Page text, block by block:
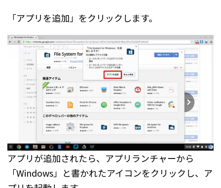
「アプリを追加」をクリックします。
アプリが追加されたら、アプリランチャーから
「Windows」と書かれたアイコンをクリックし、ア